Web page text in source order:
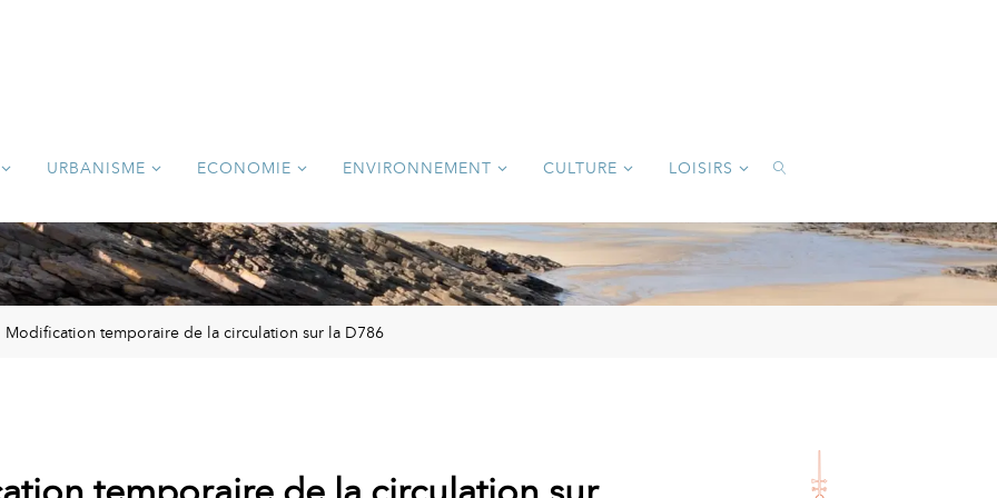
URBANISME ECONOMIE ENVIRONNEMENT CULTURE LOISIRS
Modification temporaire de la circulation sur la D786